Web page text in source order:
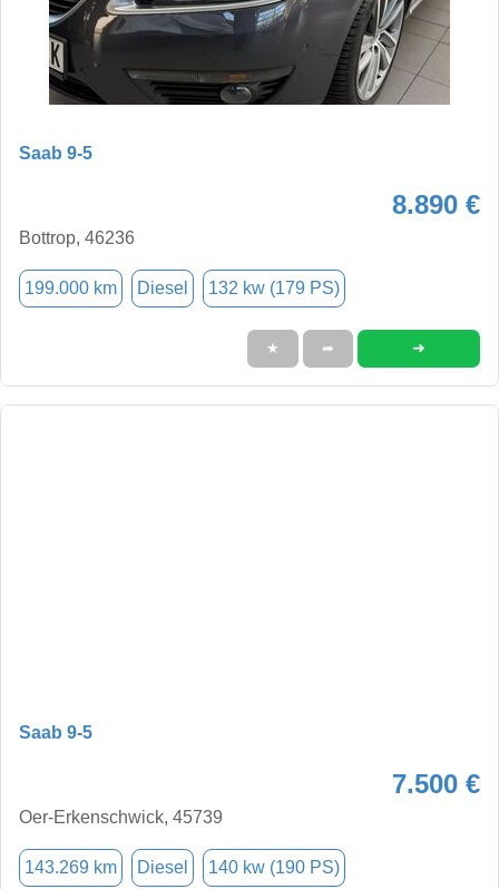
Saab 9-5
8.890 €
Bottrop, 46236
199.000 km Diesel 132 kw (179 PS)
★ ➦ ➜
Saab 9-5
7.500 €
Oer-Erkenschwick, 45739
143.269 km Diesel 140 kw (190 PS)